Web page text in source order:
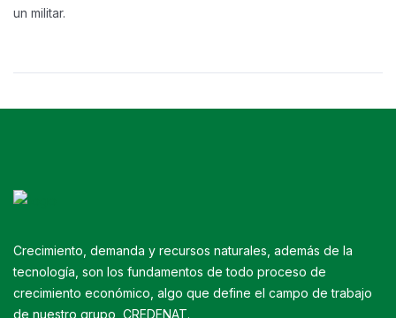
un militar.
Crecimiento, demanda y recursos naturales, además de la
tecnología, son los fundamentos de todo proceso de
crecimiento económico, algo que define el campo de trabajo
de nuestro grupo, CREDENAT.